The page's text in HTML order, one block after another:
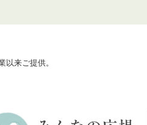
以来ご提供。